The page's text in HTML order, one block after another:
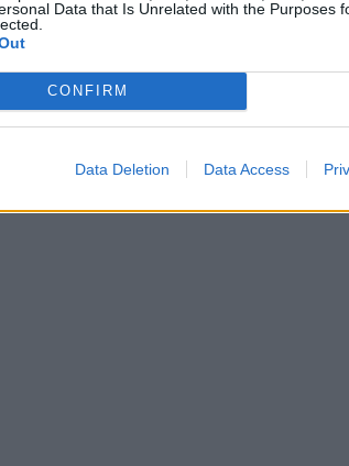
Data that Is Unrelated with the Purposes
CONFIRM
Data Deletion Data Access